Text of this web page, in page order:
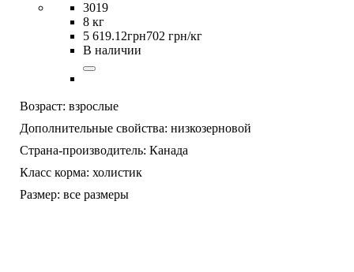
3019
8 кг
5 619.12грн702 грн/кг
В наличии
Возраст: взрослые
Дополнительные свойства: низкозерновой
Страна-производитель: Канада
Класс корма: холистик
Размер: все размеры